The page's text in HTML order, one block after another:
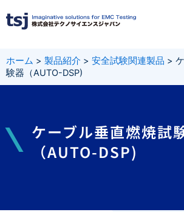
容
ッ
プ
ホーム > 製品紹介 > 安全試験関連製品 >
験器（AUTO-DSP)
ケーブル垂直燃焼試
（AUTO-DSP)